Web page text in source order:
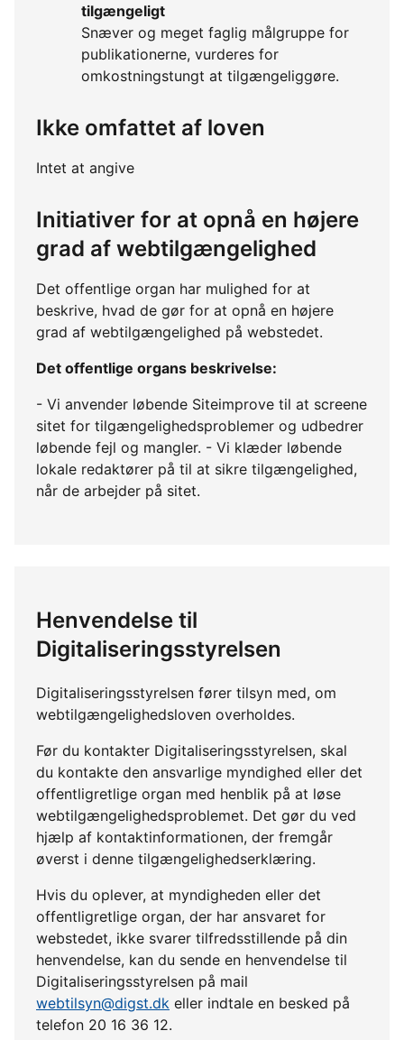
tilgængeligt
Snæver og meget faglig målgruppe for
publikationerne, vurderes for
omkostningstungt at tilgængeliggøre.
Ikke omfattet af loven
Intet at angive
Initiativer for at opnå en højere
grad af webtilgængelighed
Det offentlige organ har mulighed for at
beskrive, hvad de gør for at opnå en højere
grad af webtilgængelighed på webstedet.
Det offentlige organs beskrivelse:
- Vi anvender løbende Siteimprove til at screene
sitet for tilgængelighedsproblemer og udbedrer
løbende fejl og mangler. - Vi klæder løbende
lokale redaktører på til at sikre tilgængelighed,
når de arbejder på sitet.
Henvendelse til
Digitaliseringsstyrelsen
Digitaliseringsstyrelsen fører tilsyn med, om
webtilgængelighedsloven overholdes.
Før du kontakter Digitaliseringsstyrelsen, skal
du kontakte den ansvarlige myndighed eller det
offentligretlige organ med henblik på at løse
webtilgængelighedsproblemet. Det gør du ved
hjælp af kontaktinformationen, der fremgår
øverst i denne tilgængelighedserklæring.
Hvis du oplever, at myndigheden eller det
offentligretlige organ, der har ansvaret for
webstedet, ikke svarer tilfredsstillende på din
henvendelse, kan du sende en henvendelse til
Digitaliseringsstyrelsen på mail
webtilsyn@digst.dk eller indtale en besked på
telefon 20 16 36 12.